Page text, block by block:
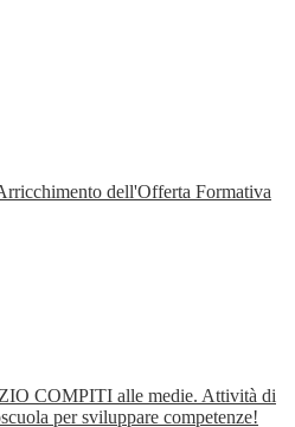
dell'Offerta Formativa
COMPITI alle medie. Attività di
per sviluppare competenze!